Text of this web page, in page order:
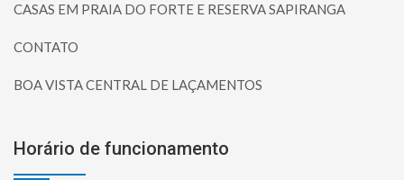
CASAS EM PRAIA DO FORTE E RESERVA SAPIRANGA
CONTATO
BOA VISTA CENTRAL DE LAÇAMENTOS
Horário de funcionamento